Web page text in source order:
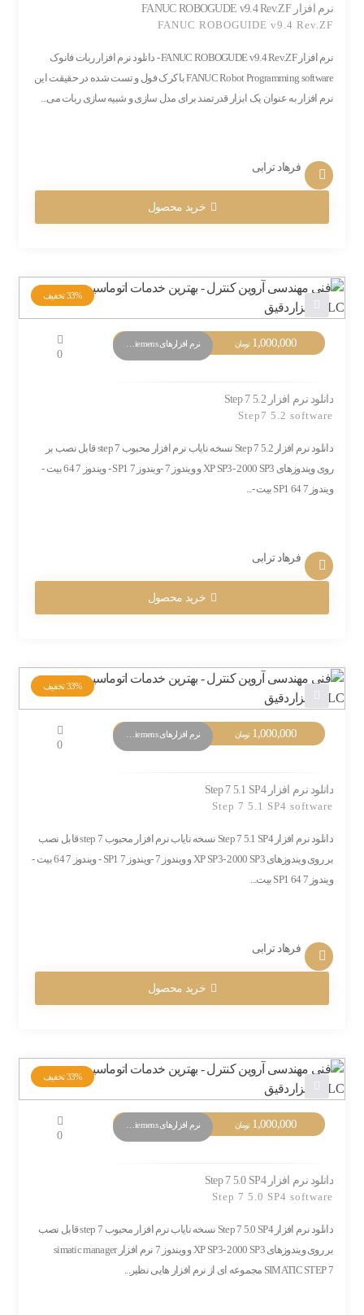
نرم افزار FANUC ROBOGUDE v9.4 Rev.ZF
FANUC ROBOGUIDE v9.4 Rev.ZF
نرم افزار FANUC ROBOGUDE v9.4 Rev.ZF - دانلود نرم افزار ربات فانوک
FANUC Robot Programming software با کرک فول و تست شده در حقیقت این
نرم افزار به عنوان یک ابزار قدرتمند برای مدل سازی و شبیه سازی ربات می...
فرهاد ترابی
خرید محصول
33% تخفیف
قیمت
اصلی:
1,000,000 تومان
قیمت
فعلی:
نرم افزارهای PLC Siemens
0
دانلود نرم افزار Step 7 5.2
Step7 5.2 software
دانلود نرم افزار Step 7 5.2 نسخه نایاب نرم افزار محبوب step 7 قابل نصب بر
روی ویندوزهای XP SP3- 2000 SP3 و ویندوز 7 -ویندوز 7 SP1 - ویندوز 7 64 بیت -
ویندوز 7 SP1 64 بیت -...
فرهاد ترابی
خرید محصول
33% تخفیف
قیمت
اصلی:
1,000,000 تومان
قیمت
فعلی:
نرم افزارهای PLC Siemens
0
دانلود نرم افزار Step 7 5.1 SP4
Step 7 5.1 SP4 software
دانلود نرم افزار Step 7 5.1 SP4 نسخه نایاب نرم افزار محبوب step 7 قابل نصب
بر روی ویندوزهای XP SP3- 2000 SP3 و ویندوز 7 -ویندوز 7 SP1 - ویندوز 7 64 بیت -
ویندوز 7 SP1 64 بیت...
فرهاد ترابی
خرید محصول
33% تخفیف
قیمت
اصلی:
1,000,000 تومان
قیمت
فعلی:
نرم افزارهای PLC Siemens
0
دانلود نرم افزار Step 7 5.0 SP4
Step 7 5.0 SP4 software
دانلود نرم افزار Step 7 5.0 SP4 نسخه نایاب نرم افزار محبوب step 7 قابل نصب
بر روی ویندوزهای XP SP3- 2000 SP3 و ویندوز 7 نرم افزار simatic manager
SIMATIC STEP 7 مجموعه ای از نرم افزار هایی نظیر...